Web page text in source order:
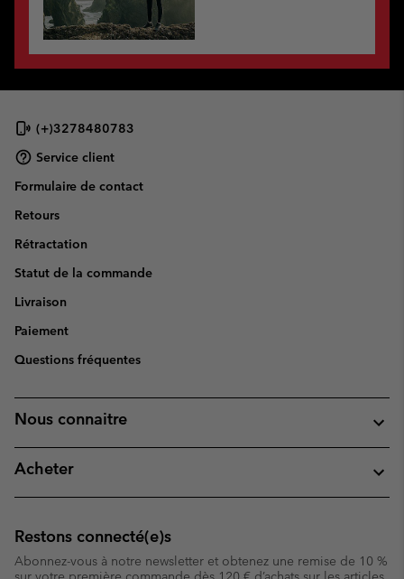
(+)3278480783
Service client
Formulaire de contact
Retours
Rétractation
Statut de la commande
Livraison
Paiement
Questions fréquentes
Nous connaitre
Acheter
Restons connecté(e)s
Abonnez-vous à notre newsletter et obtenez une remise de 10 %